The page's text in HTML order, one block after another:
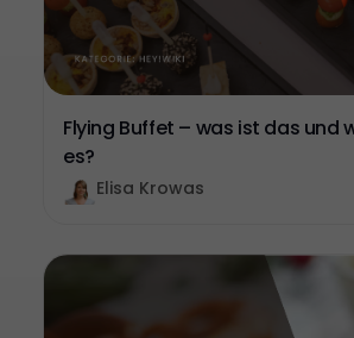
Flying Buffet – was ist das und
es?
Elisa Krowas